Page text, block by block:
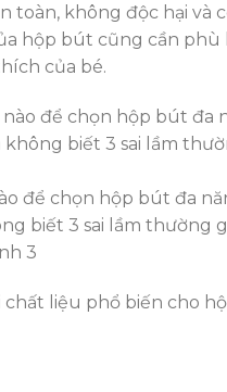
toàn, không độc hại và
hộp bút cũng cần phù
của bé.
để chọn hộp bút đa
biết 3 sai lầm thường
3
chất liệu phổ biến cho